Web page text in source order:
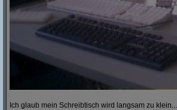
Ich glaub mein Schreibtisch wird langsam zu klein...